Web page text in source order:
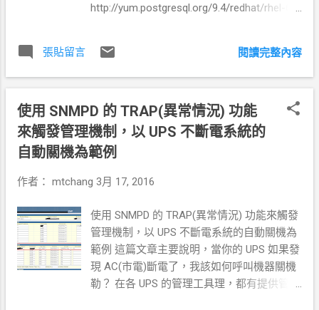
my.cnf.d]# more /etc/my.cnf.d/my-huge.cnf
[code] default-character-set=utf8mb4
[mysqld] character-set-server=utf8mb4
collation-server=utf8mb4_general_ci #
---------------------------- [root@c7
my.cnf.d]# mysql -u root -p Enter password:
MariaDB [(none)]> SHOW VARIABLES WHERE
http://yum.postgresql.org/9.4/redhat/rhel-6-
postgresql94-server postgresql94-contrib -y
/usr/pgsql-9.4/bin/postgresql94-setup initdb
systemctl start postgresql-9.4.service # 裝
好後所有的設定檔及紀錄檔都在
/var/lib/pgsql 這個目錄內 [root@c7 ~]# ls
/var/lib/pgsql -la total 8 drwx------. 3
postgres postgres 36 Mar 23 09:27 . drwxr-
drwx------. 4 postgres postgres 48 Mar 23
09:27 9.4 -rwx------. 1 postgres postgres
267 Mar 23 09:27 .bash_profile # 確認帳號
[root@c7 ~]# id postgres uid=26(postgres)
gid=26(postgres) groups=26(postgres) # 切
張貼留言 閱讀完整內容
使用 SNMPD 的 TRAP(異常情況) 功能
來觸發管理機制，以 UPS 不斷電系統的
自動關機為範例
作者： mtchang 3月 17, 2016
使用 SNMPD 的 TRAP(異常情況) 功能來觸發
管理機制，以 UPS 不斷電系統的自動關機為
範例 這篇文章主要說明，當你的 UPS 如果發
現 AC(市電)斷電了，我該如何呼叫機器關機
勒？ 在各 UPS 的管理工具理，都有提供管理